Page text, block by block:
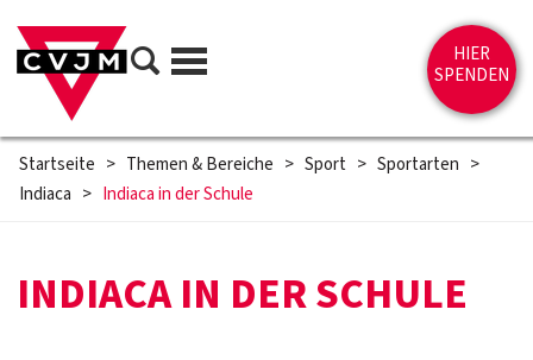
Direkt zum Inhalt springen
Suche
HIER
SPENDEN
Startseite > Themen & Bereiche > Sport > Sportarten >
Indiaca > Indiaca in der Schule
INDIACA IN DER SCHULE